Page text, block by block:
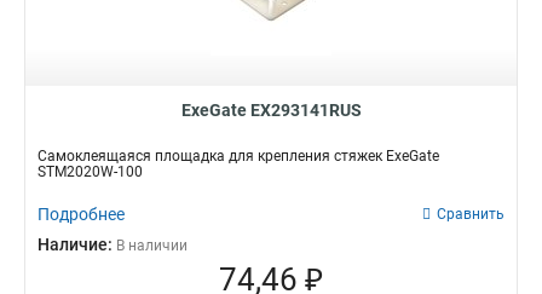
ExeGate EX293141RUS
Самоклеящаяся площадка для крепления стяжек ExeGate
STM2020W-100
Подробнее Сравнить
Наличие: В наличии
74,46 ₽